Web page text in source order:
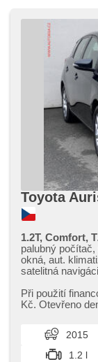
Toyota
1.2T, Comfort,
palubný
okná, aut.
satelitná
prevodovka, el.
riadenia, centrál
kamera, 6x airbag
Při použití
Kč. Otevřeno
2015
1.2 l